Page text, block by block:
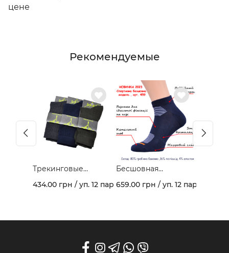
цене
Рекомендуемые
Трекинговые
демисезонные
носки 403В
434.00 грн / уп. 12 пар
Бесшовная
спортивная модель
из гребеночного
659.00 грн / уп. 12 пар